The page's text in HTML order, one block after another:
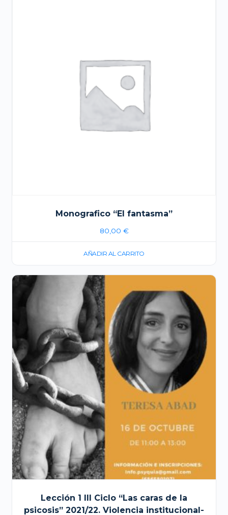
Monografico “El fantasma”
80,00 €
AÑADIR AL CARRITO
Lección 1 III Ciclo “Las caras de la
psicosis” 2021/22. Violencia institucional-